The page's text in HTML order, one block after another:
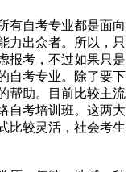
自考专业都是面向
力出众者。所以，只
报考，不过如果只是
自考专业。除了要下
帮助。目前比较主流
自考培训班。这两大
比较灵活，社会考生